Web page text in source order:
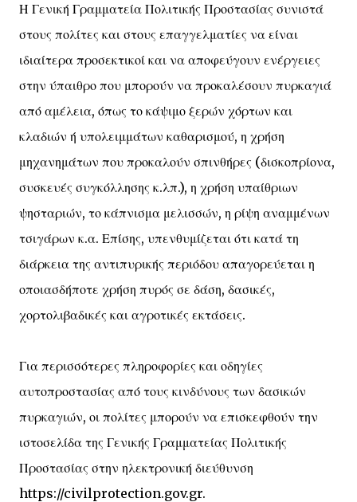
Η Γενική Γραμματεία Πολιτικής Προστασίας συνιστά
στους πολίτες και στους επαγγελματίες να είναι
ιδιαίτερα προσεκτικοί και να αποφεύγουν ενέργειες
στην ύπαιθρο που μπορούν να προκαλέσουν πυρκαγιά
από αμέλεια, όπως το κάψιμο ξερών χόρτων και
κλαδιών ή υπολειμμάτων καθαρισμού, η χρήση
μηχανημάτων που προκαλούν σπινθήρες (δισκοπρίονα,
συσκευές συγκόλλησης κ.λπ.), η χρήση υπαίθριων
ψησταριών, το κάπνισμα μελισσών, η ρίψη αναμμένων
τσιγάρων κ.α. Επίσης, υπενθυμίζεται ότι κατά τη
διάρκεια της αντιπυρικής περιόδου απαγορεύεται η
οποιασδήποτε χρήση πυρός σε δάση, δασικές,
χορτολιβαδικές και αγροτικές εκτάσεις.
Για περισσότερες πληροφορίες και οδηγίες
αυτοπροστασίας από τους κινδύνους των δασικών
πυρκαγιών, οι πολίτες μπορούν να επισκεφθούν την
ιστοσελίδα της Γενικής Γραμματείας Πολιτικής
Προστασίας στην ηλεκτρονική διεύθυνση
https://civilprotection.gov.gr.